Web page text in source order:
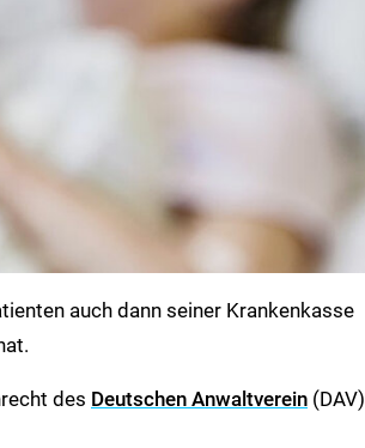
auch dann seiner Krankenkasse
des Deutschen Anwaltverein (DAV)